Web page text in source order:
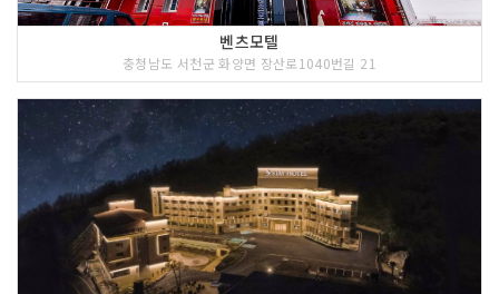
벤츠모텔
충청남도 서천군 화양면 장산로1040번길 21